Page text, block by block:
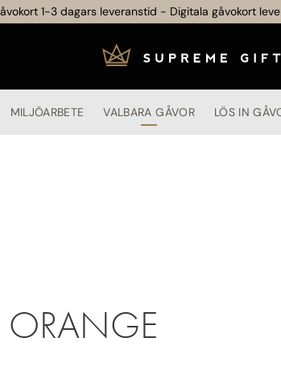
1-3 dagars leveranstid - Digitala gåvokort
MILJÖARBETE VALBARA GÅVOR LÖS IN
ORANGE